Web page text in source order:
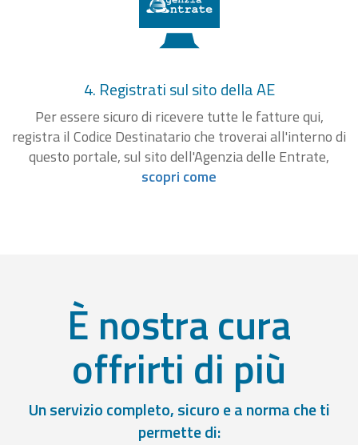
4. Registrati sul sito della AE
Per essere sicuro di ricevere tutte le fatture qui,
registra il Codice Destinatario che troverai all'interno di
questo portale, sul sito dell'Agenzia delle Entrate,
scopri come
È nostra cura
offrirti di più
Un servizio completo, sicuro e a norma che ti
permette di: